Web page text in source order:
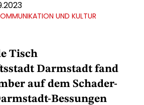
UND KULTUR
Tisch
Darmstadt fand
auf dem Schader-
Bessungen